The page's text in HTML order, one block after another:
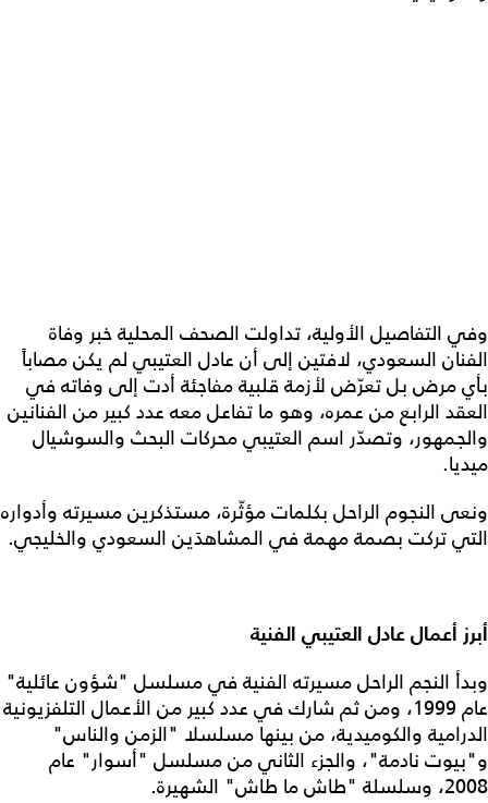
وفي التفاصيل الأولية، تداولت الصحف المحلية خبر وفاة
الفنان السعودي، لافتين إلى أن عادل العتيبي لم يكن مصاباً
بأي مرض بل تعرّض لأزمة قلبية مفاجئة أدت إلى وفاته في
العقد الرابع من عمره، وهو ما تفاعل معه عدد كبير من الفنانين
والجمهور، وتصدّر اسم العتيبي محركات البحث والسوشيال
ميديا.
ونعى النجوم الراحل بكلمات مؤثّرة، مستذكرين مسيرته وأدواره
التي تركت بصمة مهمة في المشاهدَين السعودي والخليجي.
أبرز أعمال عادل العتيبي الفنية
وبدأ النجم الراحل مسيرته الفنية في مسلسل "شؤون عائلية"
عام 1999، ومن ثم شارك في عدد كبير من الأعمال التلفزيونية
الدرامية والكوميدية، من بينها مسلسلا "الزمن والناس"
و"بيوت نادمة"، والجزء الثاني من مسلسل "أسوار" عام
2008، وسلسلة "طاش ما طاش" الشهيرة.